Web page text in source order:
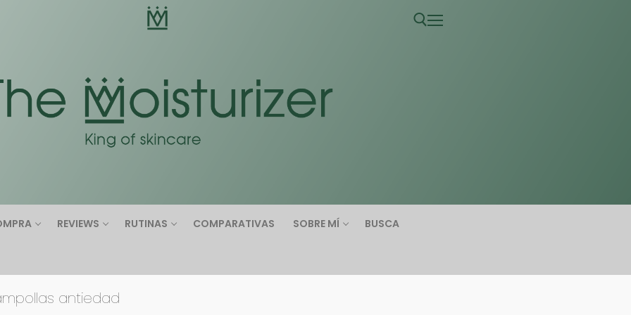
Buscar:
REVIEWS RUTINAS COMPARATIVAS SOBRE MÍ BUSCA
antiedad